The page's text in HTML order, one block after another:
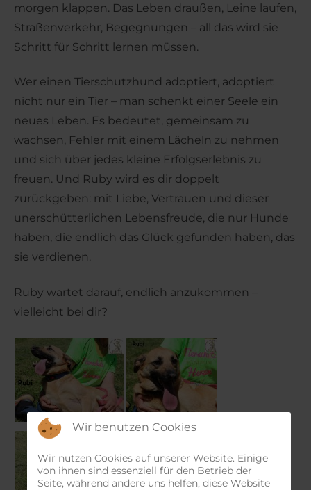
morgen klappen. Das Leben draußen, Leine laufen,
Straßenverkehr, Begegnungen – all das wird sie
Schritt für Schritt lernen müssen.
Wer einen Tierschutzhund adoptiert, adoptiert
nicht nur ein Tier – man schenkt einer Seele ein
neues Leben. Es bedeutet, gemeinsam zu
wachsen, Fehler mit einem Lächeln zu nehmen
und sich über jedes kleine Erfolgserlebnis zu
freuen. Und Ruby wird es dir doppelt
zurückgeben: mit Liebe, Vertrauen und dieser
unerschütterlichen Lebensfreude, die nur Hunde
haben, die endlich das Glück gefunden haben, das
sie verdienen.
Ruby wartet darauf, endlich anzukommen –
vielleicht bei dir?
Wir benutzen Cookies
Wir nutzen Cookies auf unserer Website. Einige
von ihnen sind essenziell für den Betrieb der
Seite, während andere uns helfen, diese Website